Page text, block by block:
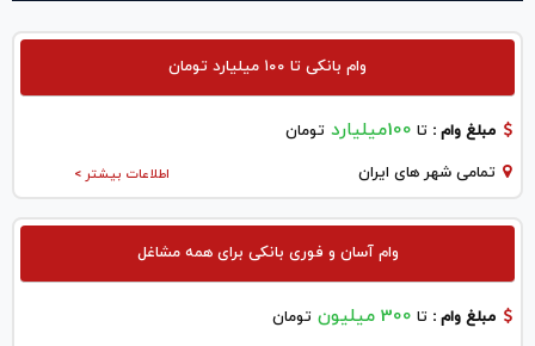
وام بانکی تا ۱۰۰ میلیارد تومان
مبلغ وام : تا 100میلیارد تومان
اطلاعات بیشتر > تمامی شهر های ایران
وام آسان و فوری بانکی برای همه مشاغل
مبلغ وام : تا 300 میلیون تومان